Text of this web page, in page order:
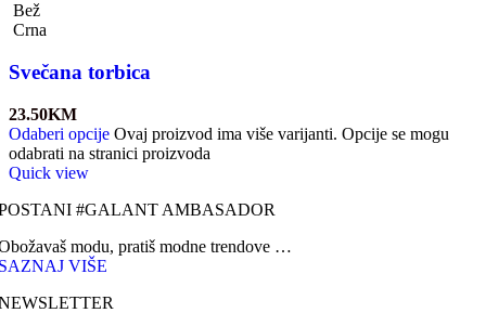
Bež
Crna
Svečana torbica
23.50KM
Odaberi opcije Ovaj proizvod ima više varijanti. Opcije se mogu
odabrati na stranici proizvoda
Quick view
#GALANT AMBASADOR
modu, pratiš modne trendove …
VIŠE